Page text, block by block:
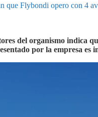
Flybondi opero con 4
del organismo indica
por la empresa es